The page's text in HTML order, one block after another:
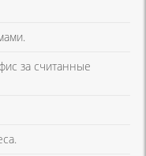
за считанные